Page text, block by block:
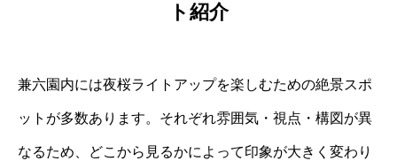
ト紹介
兼六園内には夜桜ライトアップを楽しむための絶景スポ
ットが多数あります。それぞれ雰囲気・視点・構図が異
なるため、どこから見るかによって印象が大きく変わり